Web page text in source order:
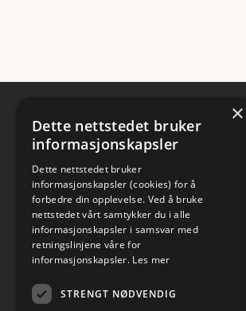
Arkitektur Bygg og eiendom
×
Dette nettstedet bruker
informasjonskapsler
Dette nettstedet bruker
informasjonskapsler (cookies) for å
forbedre din opplevelse. Ved å bruke
nettstedet vårt samtykker du i alle
informasjonskapsler i samsvar med
retningslinjene våre for
informasjonskapsler. Les mer
STRENGT NØDVENDIG